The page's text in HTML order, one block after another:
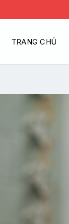
TRANG CHỦ